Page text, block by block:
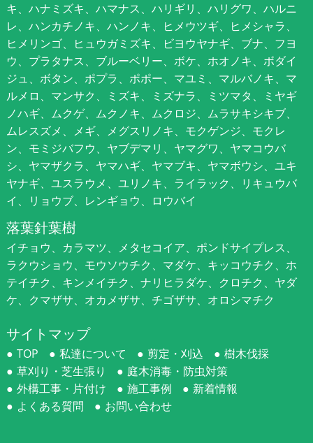
キ、ハナミズキ、ハマナス、ハリギリ、ハリグワ、ハルニ
レ、ハンカチノキ、ハンノキ、ヒメウツギ、ヒメシャラ、
ヒメリンゴ、ヒュウガミズキ、ビヨウヤナギ、ブナ、フヨ
ウ、プラタナス、ブルーベリー、ボケ、ホオノキ、ボダイ
ジュ、ボタン、ポプラ、ポポー、マユミ、マルバノキ、マ
ルメロ、マンサク、ミズキ、ミズナラ、ミツマタ、ミヤギ
ノハギ、ムクゲ、ムクノキ、ムクロジ、ムラサキシキブ、
ムレスズメ、メギ、メグスリノキ、モクゲンジ、モクレ
ン、モミジバフウ、ヤブデマリ、ヤマグワ、ヤマコウバ
シ、ヤマザクラ、ヤマハギ、ヤマブキ、ヤマボウシ、ユキ
ヤナギ、ユスラウメ、ユリノキ、ライラック、リキュウバ
イ、リョウブ、レンギョウ、ロウバイ
落葉針葉樹
イチョウ、カラマツ、メタセコイア、ポンドサイプレス、
ラクウショウ、モウソウチク、マダケ、キッコウチク、ホ
テイチク、キンメイチク、ナリヒラダケ、クロチク、ヤダ
ケ、クマザサ、オカメザサ、チゴザサ、オロシマチク
サイトマップ
TOP 私達について 剪定・刈込
樹木伐採
草刈り・芝生張り
庭木消毒・防虫対策
外構工事・片付け
施工事例
新着情報
よくある質問
お問い合わせ